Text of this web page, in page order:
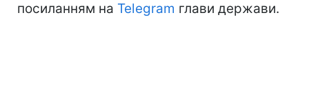
посиланням на Telegram глави держави.